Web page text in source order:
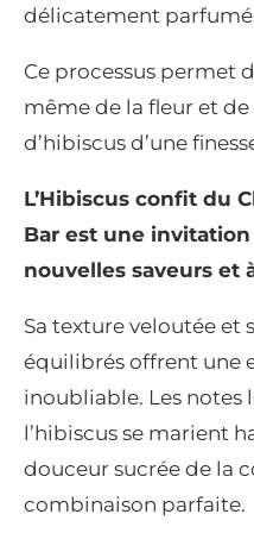
délicatement
Ce processus permet
même de la fleur et
d’hibiscus d’une
L’Hibiscus confit du
Bar est une
nouvelles saveurs et
Sa texture veloutée et
équilibrés offrent une
inoubliable. Les notes
l’hibiscus se marient
douceur sucrée de la
combinaison parfaite.